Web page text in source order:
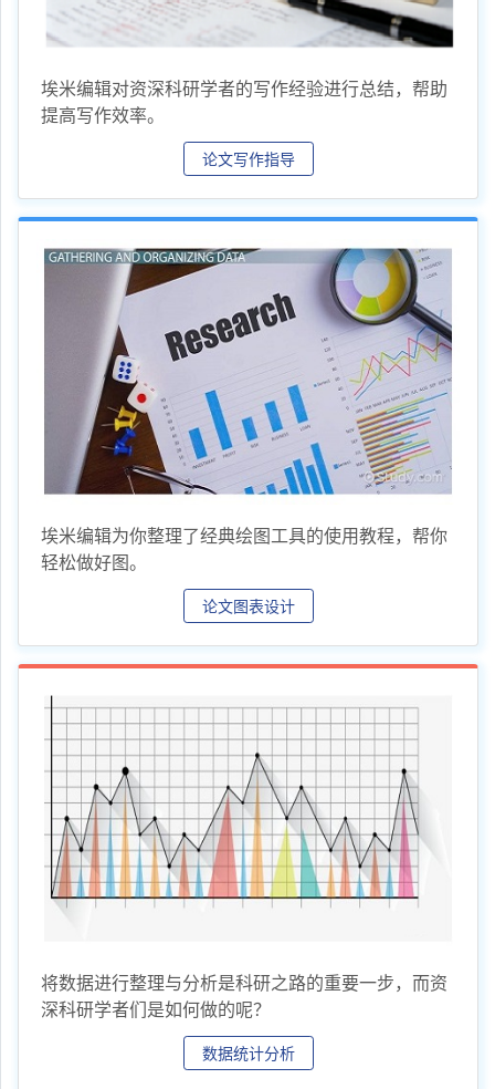
埃米编辑对资深科研学者的写作经验进行总结，帮助
提高写作效率。
论文写作指导
埃米编辑为你整理了经典绘图工具的使用教程，帮你
轻松做好图。
论文图表设计
将数据进行整理与分析是科研之路的重要一步，而资
深科研学者们是如何做的呢？
数据统计分析